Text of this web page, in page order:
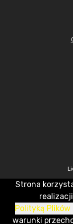
CMS & Hosting: Nefeni Sp.
Strona
Polityką Plików
warunki